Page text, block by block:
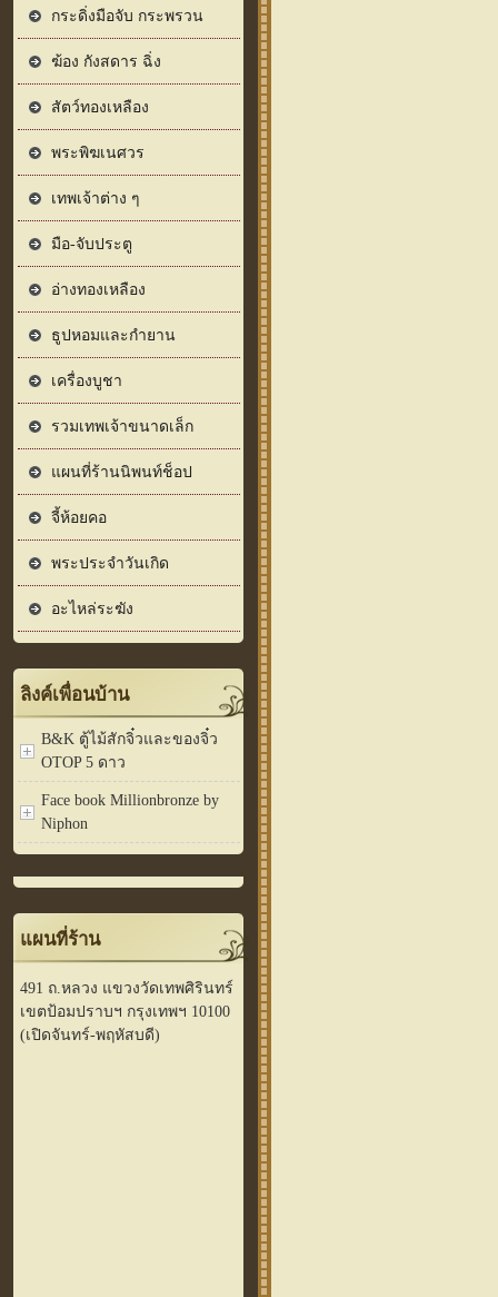
กระดิ่งมือจับ กระพรวน
ฆ้อง กังสดาร ฉิ่ง
สัตว์ทองเหลือง
พระพิฆเนศวร
เทพเจ้าต่าง ๆ
มือ-จับประตู
อ่างทองเหลือง
ธูปหอมและกำยาน
เครื่องบูชา
รวมเทพเจ้าขนาดเล็ก
แผนที่ร้านนิพนท์ช็อป
จี้ห้อยคอ
พระประจำวันเกิด
อะไหล่ระฆัง
ลิงค์เพื่อนบ้าน
B&K ตู้ไม้สักจิ๋วและของจิ๋ว
OTOP 5 ดาว
Face book Millionbronze by
Niphon
แผนที่ร้าน
491 ถ.หลวง แขวงวัดเทพศิรินทร์
เขตป้อมปราบฯ กรุงเทพฯ 10100
(เปิดจันทร์-พฤหัสบดี)